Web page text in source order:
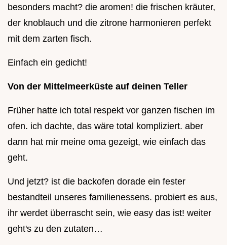
besonders macht? die aromen! die frischen kräuter,
der knoblauch und die zitrone harmonieren perfekt
mit dem zarten fisch.
Einfach ein gedicht!
Von der Mittelmeerküste auf deinen Teller
Früher hatte ich total respekt vor ganzen fischen im
ofen. ich dachte, das wäre total kompliziert. aber
dann hat mir meine oma gezeigt, wie einfach das
geht.
Und jetzt? ist die backofen dorade ein fester
bestandteil unseres familienessens. probiert es aus,
ihr werdet überrascht sein, wie easy das ist! weiter
geht's zu den zutaten…